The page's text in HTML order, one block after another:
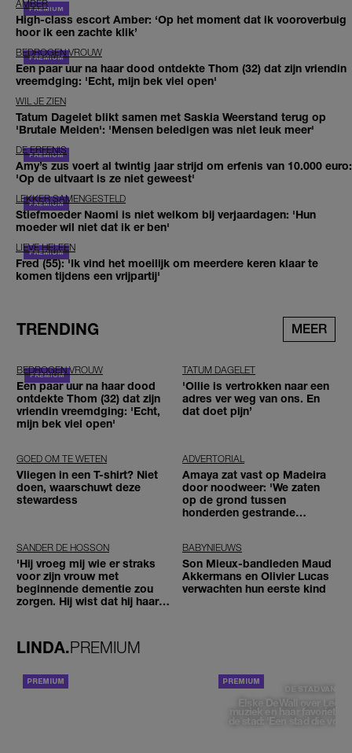
AMBER
High-class escort Amber: ‘Op het moment dat ik vooroverbuig
hoor ik een zachte klik’
BEDROGEN VROUW
Een paar uur na haar dood ontdekte Thom (32) dat zijn vriendin
vreemdging: 'Echt, mijn bek viel open'
WIL JE ZIEN
Tatum Dagelet blikt samen met Saskia Weerstand terug op
'Brutale Meiden': 'Mensen beledigen was niet leuk meer'
DE ERFENIS
Amy’s zus voert al twintig jaar strijd om erfenis van 10.000 euro:
'Op de uitvaart is ze niet geweest'
LEKKER SAMENGESTELD
Stiefmoeder Naomi is niet welkom bij verjaardagen: 'Hun
moeder wil niet dat ik er ben'
LIEVE HELEEN
Fred (55): 'Ik vind het moeilijk om meerdere keren klaar te
komen tijdens een vrijpartij'
TRENDING MEER
BEDROGEN VROUW
Een paar uur na haar dood
ontdekte Thom (32) dat zijn
vriendin vreemdging: 'Echt,
mijn bek viel open'
TATUM DAGELET
'Ollie is vertrokken naar een
adres ver weg van ons. En
dat doet pijn’
GOED OM TE WETEN
Vliegen in een T-shirt? Niet
doen, waarschuwt deze
stewardess
ADVERTORIAL
Amaya zat vast op Madeira
door noodweer: 'We zaten
op de grond tussen
honderden gestrande
SANDER DE HOSSON
'Hij vroeg mij wie er straks
voor zijn vrouw met
beginnende dementie zou
zorgen. Hij wist dat hij haar
BABYNIEUWS
Son Mieux-bandleden Maud
Akkermans en Olivier Lucas
verwachten hun eerste kind
LINDA.PREMIUM
DE STAD VAN
Elske DeWall over
muziek en haar favoriete
de stad: 'Een stad die